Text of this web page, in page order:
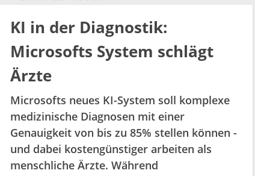
KI in der Diagnostik:
Microsofts System schlägt
Ärzte
Microsofts neues KI-System soll komplexe
medizinische Diagnosen mit einer
Genauigkeit von bis zu 85% stellen können -
und dabei kostengünstiger arbeiten als
menschliche Ärzte. Während